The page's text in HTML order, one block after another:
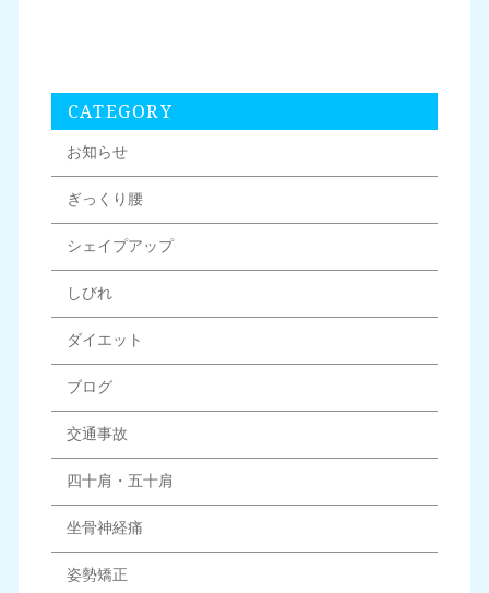
CATEGORY
お知らせ
ぎっくり腰
シェイプアップ
しびれ
ダイエット
ブログ
交通事故
四十肩・五十肩
坐骨神経痛
姿勢矯正